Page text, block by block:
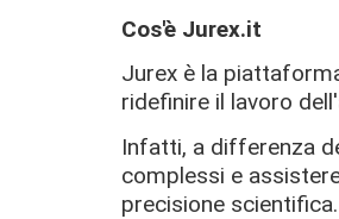
Cos'è Jurex.it
Jurex è la
ridefinire il lavoro
Infatti, a differenza
complessi e
precisione scientifica.